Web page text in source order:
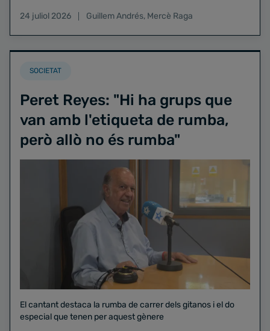
24 juliol 2026
Guillem Andrés, Mercè Raga
SOCIETAT
Peret Reyes: "Hi ha grups que
van amb l'etiqueta de rumba,
però allò no és rumba"
El cantant destaca la rumba de carrer dels gitanos i el do
especial que tenen per aquest gènere